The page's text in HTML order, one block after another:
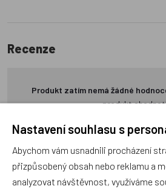
Recenze
Produkt zatím nemá žádné
produkt
Přidat
Nastavení souhlasu s
Abychom vám usnadnili procházení
přizpůsobený obsah nebo reklamu a
analyzovat návštěvnost, využíváme